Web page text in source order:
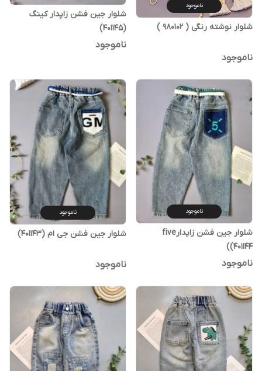
ناموجود
شلوار نوشته رنگی ( 980102 )
ناموجود
شلوار جین فشن زاپدار کینگ
(401145)
ناموجود
ناموجود
شلوار جین فشن زاپدارfive
(401144)
ناموجود
ناموجود
شلوار جین فشن جی ام (401143)
ناموجود